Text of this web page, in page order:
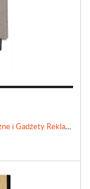
Agencja Reklamowa "Gadżet PL" I Studio Graficzne i Gadżety Reklamowe